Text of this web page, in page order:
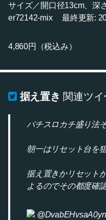
サイズ／開口径13cm、深
er72142-mix 最終更新:
4,860円（税込み）
据え置き 関連ツイ
パチスロカチ盛り法
朝一はリセット台を
据え置きかリセット
よるのでその都度確